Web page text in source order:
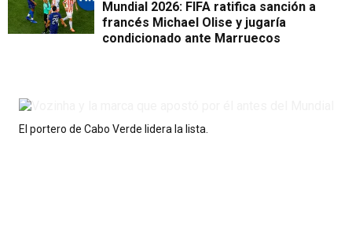
Mundial 2026: FIFA ratifica sanción a
francés Michael Olise y jugaría
condicionado ante Marruecos
El portero de Cabo Verde lidera la lista.